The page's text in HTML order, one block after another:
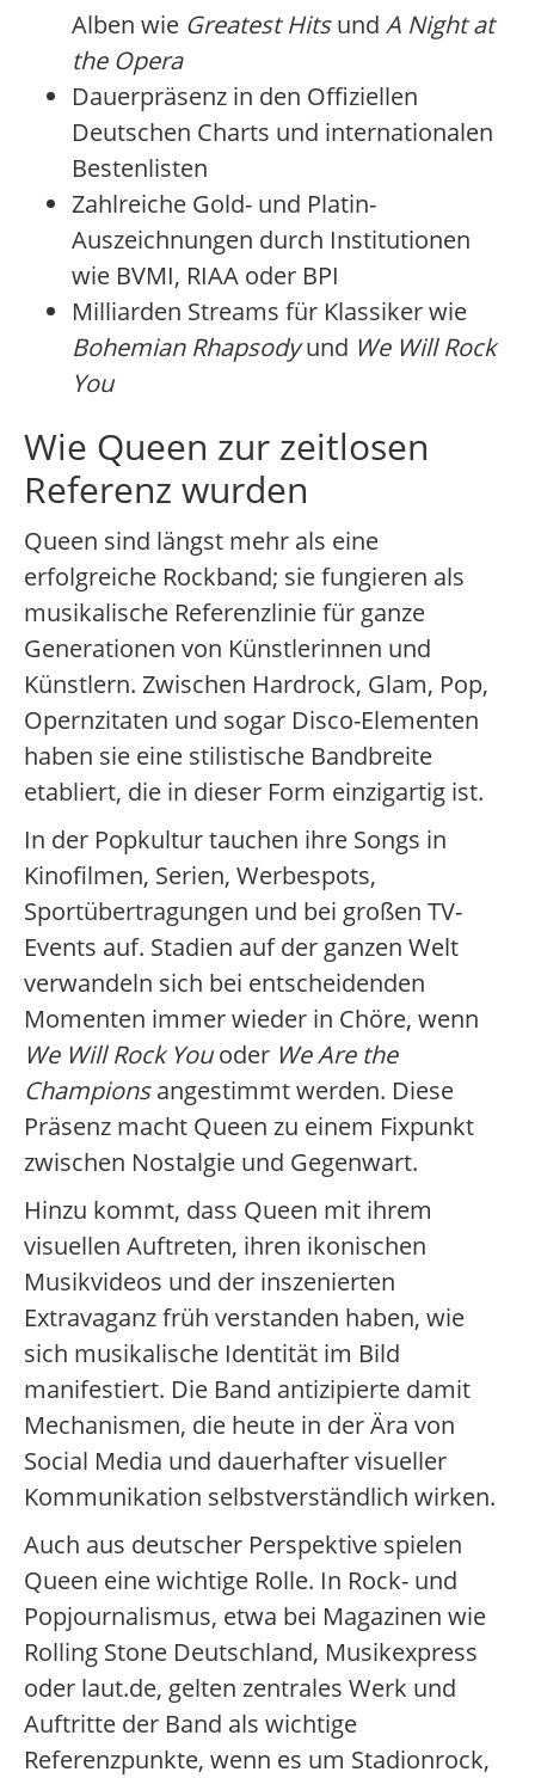
Alben wie Greatest Hitsund A Night at
the Opera
Dauerpräsenz in den Offiziellen
Deutschen Charts und internationalen
Bestenlisten
Zahlreiche Gold- und Platin-
Auszeichnungen durch Institutionen
wie BVMI, RIAA oder BPI
Milliarden Streams für Klassiker wie
Bohemian Rhapsodyund We Will Rock
You
Wie Queen zur zeitlosen
Referenz wurden
Queen sind längst mehr als eine
erfolgreiche Rockband; sie fungieren als
musikalische Referenzlinie für ganze
Generationen von Künstlerinnen und
Künstlern. Zwischen Hardrock, Glam, Pop,
Opernzitaten und sogar Disco-Elementen
haben sie eine stilistische Bandbreite
etabliert, die in dieser Form einzigartig ist.
In der Popkultur tauchen ihre Songs in
Kinofilmen, Serien, Werbespots,
Sportübertragungen und bei großen TV-
Events auf. Stadien auf der ganzen Welt
verwandeln sich bei entscheidenden
Momenten immer wieder in Chöre, wenn
We Will Rock Youoder We Are the
Championsangestimmt werden. Diese
Präsenz macht Queen zu einem Fixpunkt
zwischen Nostalgie und Gegenwart.
Hinzu kommt, dass Queen mit ihrem
visuellen Auftreten, ihren ikonischen
Musikvideos und der inszenierten
Extravaganz früh verstanden haben, wie
sich musikalische Identität im Bild
manifestiert. Die Band antizipierte damit
Mechanismen, die heute in der Ära von
Social Media und dauerhafter visueller
Kommunikation selbstverständlich wirken.
Auch aus deutscher Perspektive spielen
Queen eine wichtige Rolle. In Rock- und
Popjournalismus, etwa bei Magazinen wie
Rolling Stone Deutschland, Musikexpress
oder laut.de, gelten zentrales Werk und
Auftritte der Band als wichtige
Referenzpunkte, wenn es um Stadionrock,